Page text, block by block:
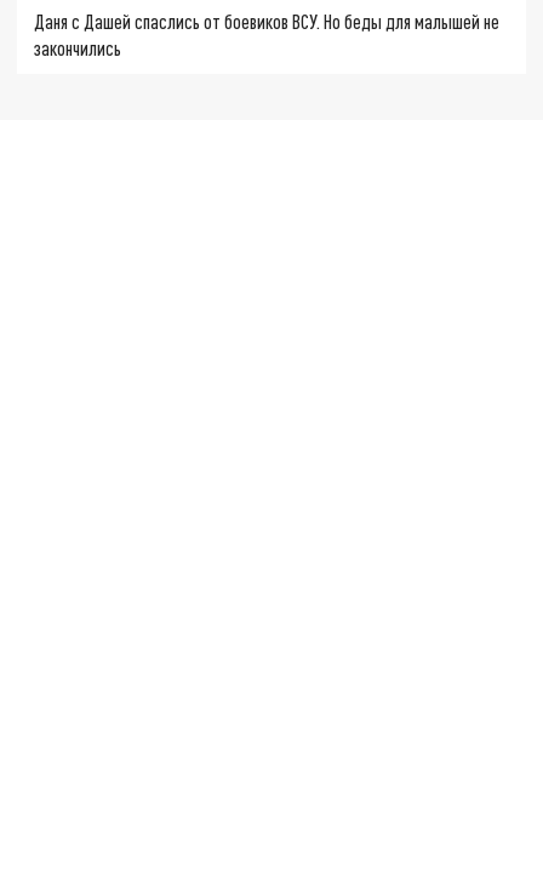
Даня с Дашей спаслись от боевиков ВСУ. Но беды для малышей не
закончились